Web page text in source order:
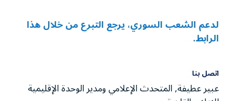
لدعم الشعب السوري، يرجع التبرع من خلال هذا
الرابط.
اتصل بنا
عبير عطيفة, المتحدث الإعلامي ومدير الوحدة الإقليمية